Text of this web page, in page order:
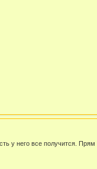
у него все получится. Прям